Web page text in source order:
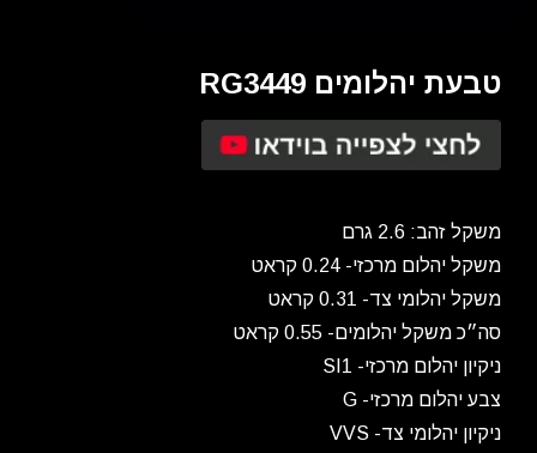
טבעת יהלומים RG3449
משקל זהב: 2.6 גרם
משקל יהלום מרכזי- 0.24 קראט
משקל יהלומי צד- 0.31 קראט
סה״כ משקל יהלומים- 0.55 קראט
ניקיון יהלום מרכזי- SI1
צבע יהלום מרכזי- G
ניקיון יהלומי צד- VVS